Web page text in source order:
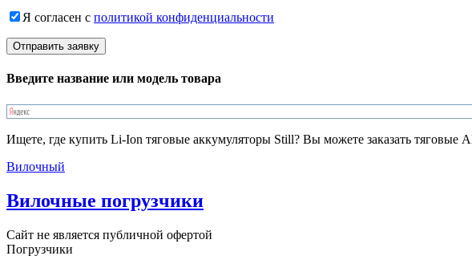
Я согласен с политикой конфиденциальности
Введите название или модель товара
Ищете, где купить Li-Ion тяговые аккумуляторы Still? Вы можете заказать
Вилочный
Вилочные погрузчики
Сайт не является публичной офертой
Погрузчики